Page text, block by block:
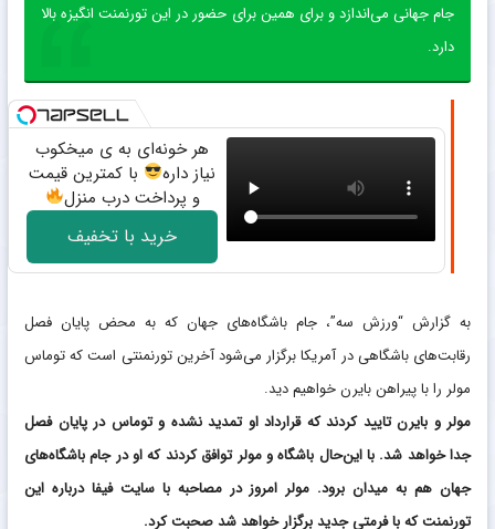
جام جهانی می‌اندازد و برای همین برای حضور در این تورنمنت ‏انگیزه بالا
دارد. ‏
هر خونه‌ای به ی میخکوب
نیاز داره
با کمترین قیمت
و پرداخت درب منزل
خرید با تخفیف
به گزارش “ورزش سه”، جام باشگاه‌های جهان که به محض پایان ‏فصل
رقابت‌های باشگاهی در آمریکا برگزار می‌شود آخرین تورنمنتی ‏است که توماس
مولر را با پیراهن بایرن خواهیم دید. ‏
مولر و بایرن تایید کردند که قرارداد او تمدید نشده و توماس در پایان ‏فصل
جدا خواهد شد. با این‌حال باشگاه و مولر توافق کردند که او در ‏جام باشگاه‌های
جهان هم به میدان برود. مولر امروز در مصاحبه با ‏سایت فیفا درباره این
تورنمنت که با فرمتی جدید برگزار خواهد شد ‏صحبت کرد. ‏